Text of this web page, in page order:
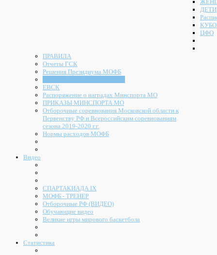
ДЕТИ
ЦФО
ПРАВИЛА
Отчеты ГСК
Решения Президиума МОФБ
ЕВСК
Распоряжение о наградах Минспорта МО
ПРИКАЗЫ МИНСПОРТА МО
Отборочные соревнования Московской области к
Первенству РФ и Всероссийским соревнованиям
сезона 2019-2020 г.г.
Нормы расходов МОФБ
Видео
СПАРТАКИАДА IX
МОФБ - ТРЕНЕР
Отборочные РФ (ВИДЕО)
Обучающие видео
Великие игры мирового баскетбола
Статистика